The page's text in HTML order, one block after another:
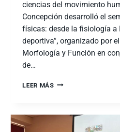
ciencias del movimiento
Concepción desarrolló el
físicas: desde la fisiología a
deportiva”, organizado por
Morfología y Función en
de…
LEER MÁS